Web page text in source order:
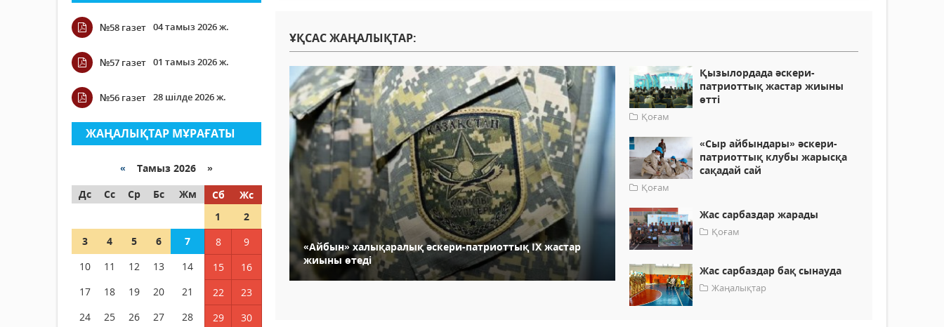
№58 газет 04 тамыз 2026 ж.
№57 газет 01 тамыз 2026 ж.
№56 газет 28 шілде 2026 ж.
ЖАҢАЛЫҚТАР МҰРАҒАТЫ
« Тамыз 2026 »
Дс
Сс Ср Бс Жм Сб
Жс
1
2
3
4 5 6 7 8
9
10
11 12 13 14 15
16
17
18 19 20 21 22
23
24
25 26 27 28 29 30
ҰҚСАС ЖАҢАЛЫҚТАР:
«Айбын» халықаралық әскери-патриоттық ІХ жастар
жиыны өтеді
Қызылордада әскери-
патриоттық жастар жиыны
өтті
Қоғам
«Сыр айбындары» әскери-
патриоттық клубы жарысқа
сақадай сай
Қоғам
Жас сарбаздар жарады
Қоғам
Жас сарбаздар бақ сынауда
Жаңалықтар